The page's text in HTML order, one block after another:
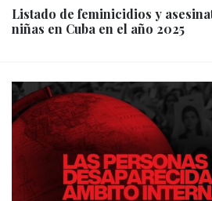
Listado de feminicidios y
niñas en Cuba en el año 2025